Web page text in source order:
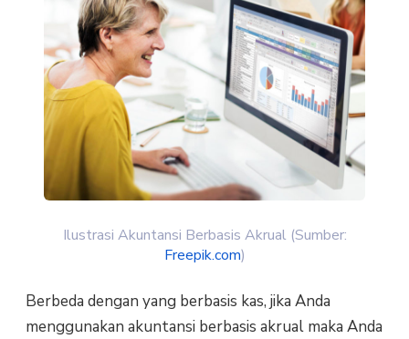
Ilustrasi Akuntansi Berbasis Akrual (Sumber:
Freepik.com)
Berbeda dengan yang berbasis kas, jika Anda
menggunakan akuntansi berbasis akrual maka Anda